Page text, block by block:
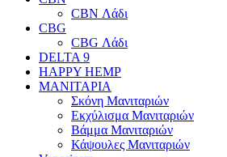
CBN Λάδι
CBG
CBG Λάδι
DELTA 9
HAPPY HEMP
ΜΑΝΙΤΑΡΙΑ
Σκόνη Μανιταριών
Εκχύλισμα Μανιταριών
Βάμμα Μανιταριών
Κάψουλες Μανιταριών